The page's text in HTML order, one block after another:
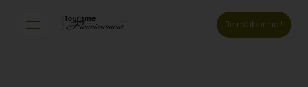
Je m'abonne !